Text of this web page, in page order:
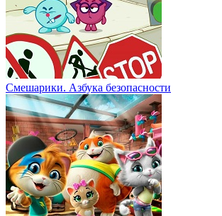
Смешарики. Азбука безопасности